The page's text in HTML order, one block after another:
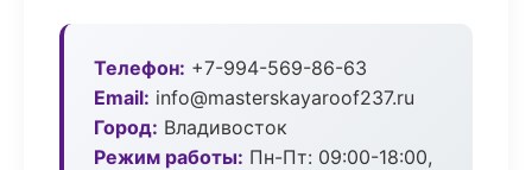
Телефон: +7-994-569-86-63
Email: info@masterskayaroof237.ru
Город: Владивосток
Режим работы: Пн-Пт: 09:00-18:00,